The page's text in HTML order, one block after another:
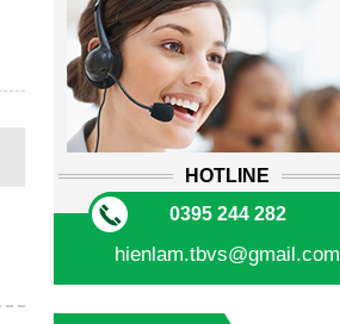
HOTLINE
0395 244 282
hienlam.tbvs@gmail.com